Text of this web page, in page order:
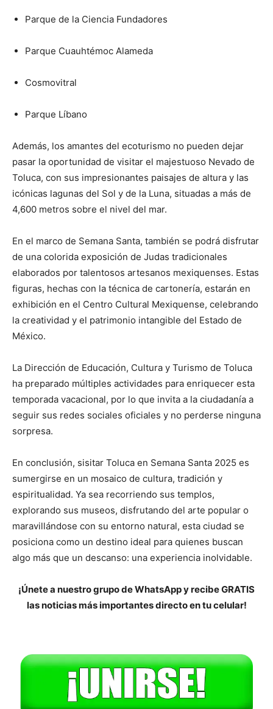
Parque de la Ciencia Fundadores
Parque Cuauhtémoc Alameda
Cosmovitral
Parque Líbano
Además, los amantes del ecoturismo no pueden dejar
pasar la oportunidad de visitar el majestuoso Nevado de
Toluca, con sus impresionantes paisajes de altura y las
icónicas lagunas del Sol y de la Luna, situadas a más de
4,600 metros sobre el nivel del mar.
En el marco de Semana Santa, también se podrá disfrutar
de una colorida exposición de Judas tradicionales
elaborados por talentosos artesanos mexiquenses. Estas
figuras, hechas con la técnica de cartonería, estarán en
exhibición en el Centro Cultural Mexiquense, celebrando
la creatividad y el patrimonio intangible del Estado de
México.
La Dirección de Educación, Cultura y Turismo de Toluca
ha preparado múltiples actividades para enriquecer esta
temporada vacacional, por lo que invita a la ciudadanía a
seguir sus redes sociales oficiales y no perderse ninguna
sorpresa.
En conclusión, sisitar Toluca en Semana Santa 2025 es
sumergirse en un mosaico de cultura, tradición y
espiritualidad. Ya sea recorriendo sus templos,
explorando sus museos, disfrutando del arte popular o
maravillándose con su entorno natural, esta ciudad se
posiciona como un destino ideal para quienes buscan
algo más que un descanso: una experiencia inolvidable.
¡Únete a nuestro grupo de WhatsApp y recibe GRATIS
las noticias más importantes directo en tu celular!